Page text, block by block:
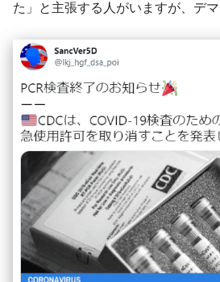
た」と主張する人がいますが、デマ